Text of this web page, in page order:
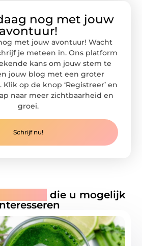
nog met jouw
avontuur!
met jouw avontuur! Wacht
je meteen in. Ons platform
kans om jouw stem te
jouw blog met een groter
op de knop ‘Registreer’ en
naar meer zichtbaarheid en
groei.
Schrijf nu!
die u mogelijk